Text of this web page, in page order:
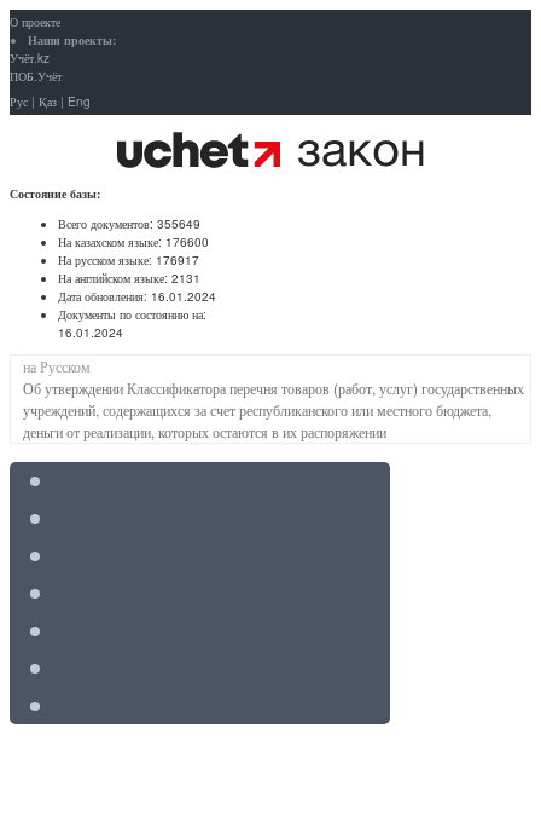
О проекте
Наши проекты:
Учёт.kz
ПОБ.Учёт
Рус | Қаз | Eng
Состояние базы:
Всего документов: 355649
На казахском языке: 176600
На русском языке: 176917
На английском языке: 2131
Дата обновления: 16.01.2024
Документы по состоянию на:
16.01.2024
на Русском
Об утверждении Классификатора перечня товаров (работ, услуг) государственных
учреждений, содержащихся за счет республиканского или местного бюджета,
деньги от реализации, которых остаются в их распоряжении